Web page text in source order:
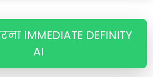
IMMEDIATE DEFINITY
AI